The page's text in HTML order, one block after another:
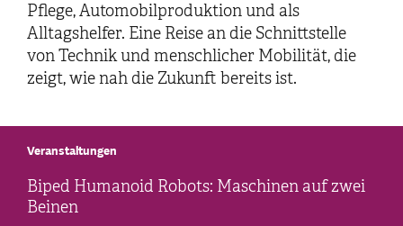
Pflege, Automobilproduktion und als
Alltagshelfer. Eine Reise an die Schnittstelle
von Technik und menschlicher Mobilität, die
zeigt, wie nah die Zukunft bereits ist.
Veranstaltungen
Biped Humanoid Robots: Maschinen auf zwei
Beinen